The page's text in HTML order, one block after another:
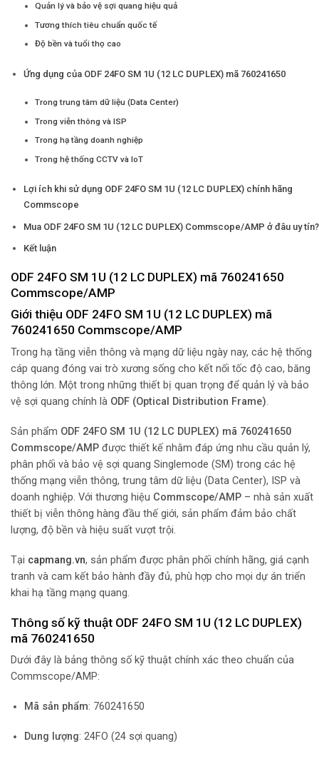
Quản lý và bảo vệ sợi quang hiệu quả
Tương thích tiêu chuẩn quốc tế
Độ bền và tuổi thọ cao
Ứng dụng của ODF 24FO SM 1U (12 LC DUPLEX) mã 760241650
Trong trung tâm dữ liệu (Data Center)
Trong viễn thông và ISP
Trong hạ tầng doanh nghiệp
Trong hệ thống CCTV và IoT
Lợi ích khi sử dụng ODF 24FO SM 1U (12 LC DUPLEX) chính hãng
Commscope
Mua ODF 24FO SM 1U (12 LC DUPLEX) Commscope/AMP ở đâu uy tín?
Kết luận
ODF 24FO SM 1U (12 LC DUPLEX) mã 760241650
Commscope/AMP
Giới thiệu ODF 24FO SM 1U (12 LC DUPLEX) mã
760241650 Commscope/AMP
Trong hạ tầng viễn thông và mạng dữ liệu ngày nay, các hệ thống
cáp quang đóng vai trò xương sống cho kết nối tốc độ cao, băng
thông lớn. Một trong những thiết bị quan trọng để quản lý và bảo
vệ sợi quang chính là ODF (Optical Distribution Frame).
Sản phẩm ODF 24FO SM 1U (12 LC DUPLEX) mã 760241650
Commscope/AMP được thiết kế nhằm đáp ứng nhu cầu quản lý,
phân phối và bảo vệ sợi quang Singlemode (SM) trong các hệ
thống mạng viễn thông, trung tâm dữ liệu (Data Center), ISP và
doanh nghiệp. Với thương hiệu Commscope/AMP – nhà sản xuất
thiết bị viễn thông hàng đầu thế giới, sản phẩm đảm bảo chất
lượng, độ bền và hiệu suất vượt trội.
Tại capmang.vn, sản phẩm được phân phối chính hãng, giá cạnh
tranh và cam kết bảo hành đầy đủ, phù hợp cho mọi dự án triển
khai hạ tầng mạng quang.
Thông số kỹ thuật ODF 24FO SM 1U (12 LC DUPLEX)
mã 760241650
Dưới đây là bảng thông số kỹ thuật chính xác theo chuẩn của
Commscope/AMP:
Mã sản phẩm: 760241650
Dung lượng: 24FO (24 sợi quang)